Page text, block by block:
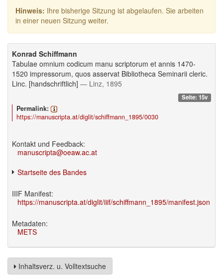
Hinweis: Ihre bisherige Sitzung ist abgelaufen. Sie arbeiten
in einer neuen Sitzung weiter.
Konrad Schiffmann
Tabulae omnium codicum manu scriptorum et annis 1470-
1520 impressorum, quos asservat Bibliotheca Seminarii cleric.
Linc. [handschriftlich] — Linz, 1895
Seite: 15v
Permalink:
https://manuscripta.at/diglit/schiffmann_1895/0030
Kontakt und Feedback:
manuscripta@oeaw.ac.at
Startseite des Bandes
IIIF Manifest:
https://manuscripta.at/diglit/iiif/schiffmann_1895/manifest.json
Metadaten:
METS
Inhaltsverz. u. Volltextsuche